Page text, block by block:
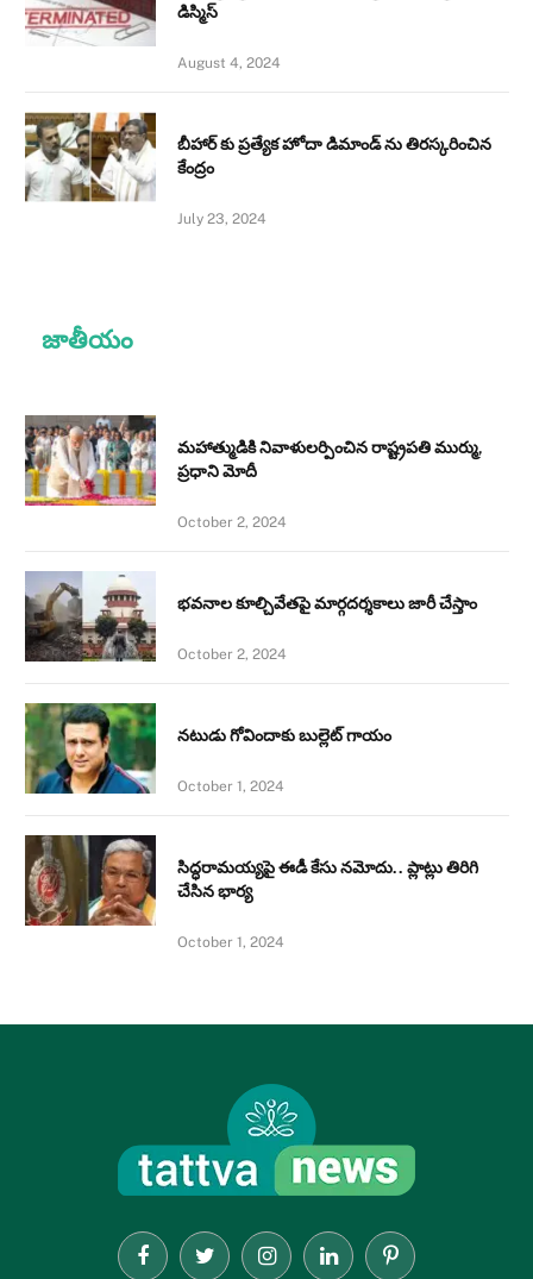
డిస్మిస్‌
August 4, 2024
బీహార్ కు ప్రత్యేక హోదా డిమాండ్ ను తిరస్కరించిన
కేంద్రం
July 23, 2024
జాతీయం
మహాత్ముడికి నివాళులర్పించిన రాష్ట్రపతి ముర్ము,
ప్రధాని మోదీ
October 2, 2024
భవనాల కూల్చివేతపై మార్గదర్శకాలు జారీ చేస్తాం
October 2, 2024
నటుడు గోవిందాకు బుల్లెట్ గాయం
October 1, 2024
సిద్ధరామయ్యపై ఈడీ కేసు నమోదు.. ప్లాట్లు తిరిగి
చేసిన భార్య
October 1, 2024
FacebookTwitter InstagramLinkedInPinterest